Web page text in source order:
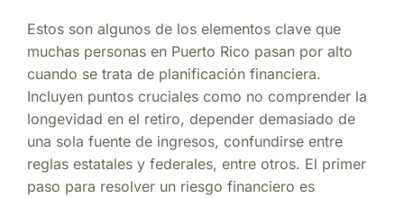
Estos son algunos de los elementos clave que
muchas personas en Puerto Rico pasan por alto
cuando se trata de planificación financiera.
Incluyen puntos cruciales como no comprender la
longevidad en el retiro, depender demasiado de
una sola fuente de ingresos, confundirse entre
reglas estatales y federales, entre otros. El primer
paso para resolver un riesgo financiero es